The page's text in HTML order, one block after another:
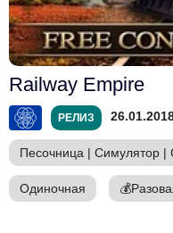
Railway Empire
РЕЛИЗ
Песочница | Симулятор |
Одиночная 💰